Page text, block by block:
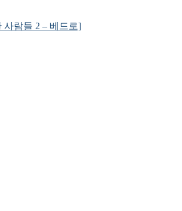
사람들 2 – 베드로]